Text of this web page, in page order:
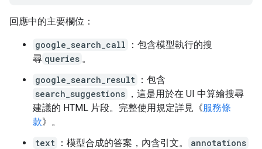
回應中的主要欄位：
google_search_call
：包含模型執行的搜
尋 queries 。
google_search_result
：包含
search_suggestions ，這是用於在 UI 中算繪搜尋
建議的 HTML 片段。完整使用規定詳見《服務條
款》。
text
：模型合成的答案，內含引文。
annotations